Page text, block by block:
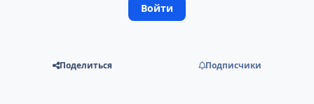
Войти
Поделиться Подписчики